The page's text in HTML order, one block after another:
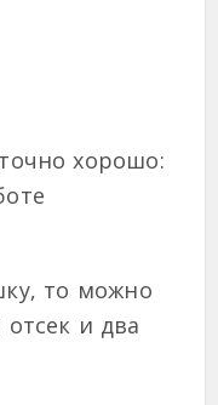
хорошо:
то можно
и два